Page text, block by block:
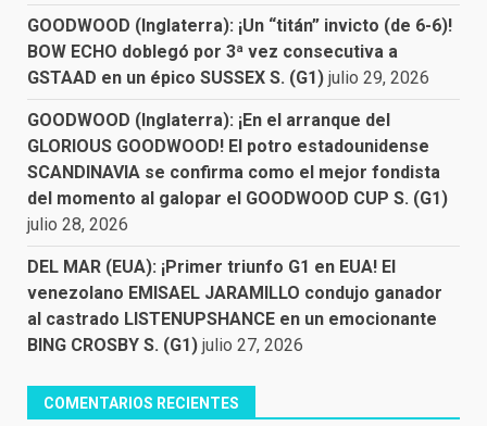
GOODWOOD (Inglaterra): ¡Un “titán” invicto (de 6-6)!
BOW ECHO doblegó por 3ª vez consecutiva a
GSTAAD en un épico SUSSEX S. (G1) julio 29, 2026
GOODWOOD (Inglaterra): ¡En el arranque del
GLORIOUS GOODWOOD! El potro estadounidense
SCANDINAVIA se confirma como el mejor fondista
del momento al galopar el GOODWOOD CUP S. (G1)
julio 28, 2026
DEL MAR (EUA): ¡Primer triunfo G1 en EUA! El
venezolano EMISAEL JARAMILLO condujo ganador
al castrado LISTENUPSHANCE en un emocionante
BING CROSBY S. (G1) julio 27, 2026
COMENTARIOS RECIENTES